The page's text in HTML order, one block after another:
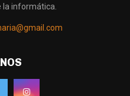
la informática.